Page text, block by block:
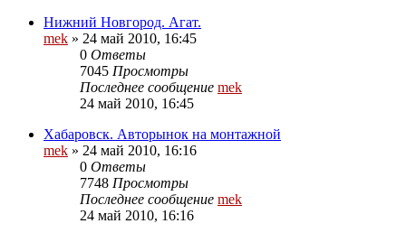
Нижний Новгород. Агат.
mek » 24 май 2010, 16:45
0 Ответы
7045 Просмотры
Последнее сообщение mek
24 май 2010, 16:45
Хабаровск. Авторынок на монтажной
mek » 24 май 2010, 16:16
0 Ответы
7748 Просмотры
Последнее сообщение mek
24 май 2010, 16:16